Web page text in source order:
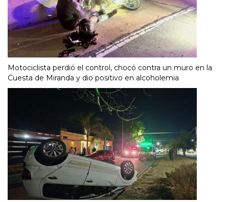
Motociclista perdió el control, chocó contra un muro en la
Cuesta de Miranda y dio positivo en alcoholemia